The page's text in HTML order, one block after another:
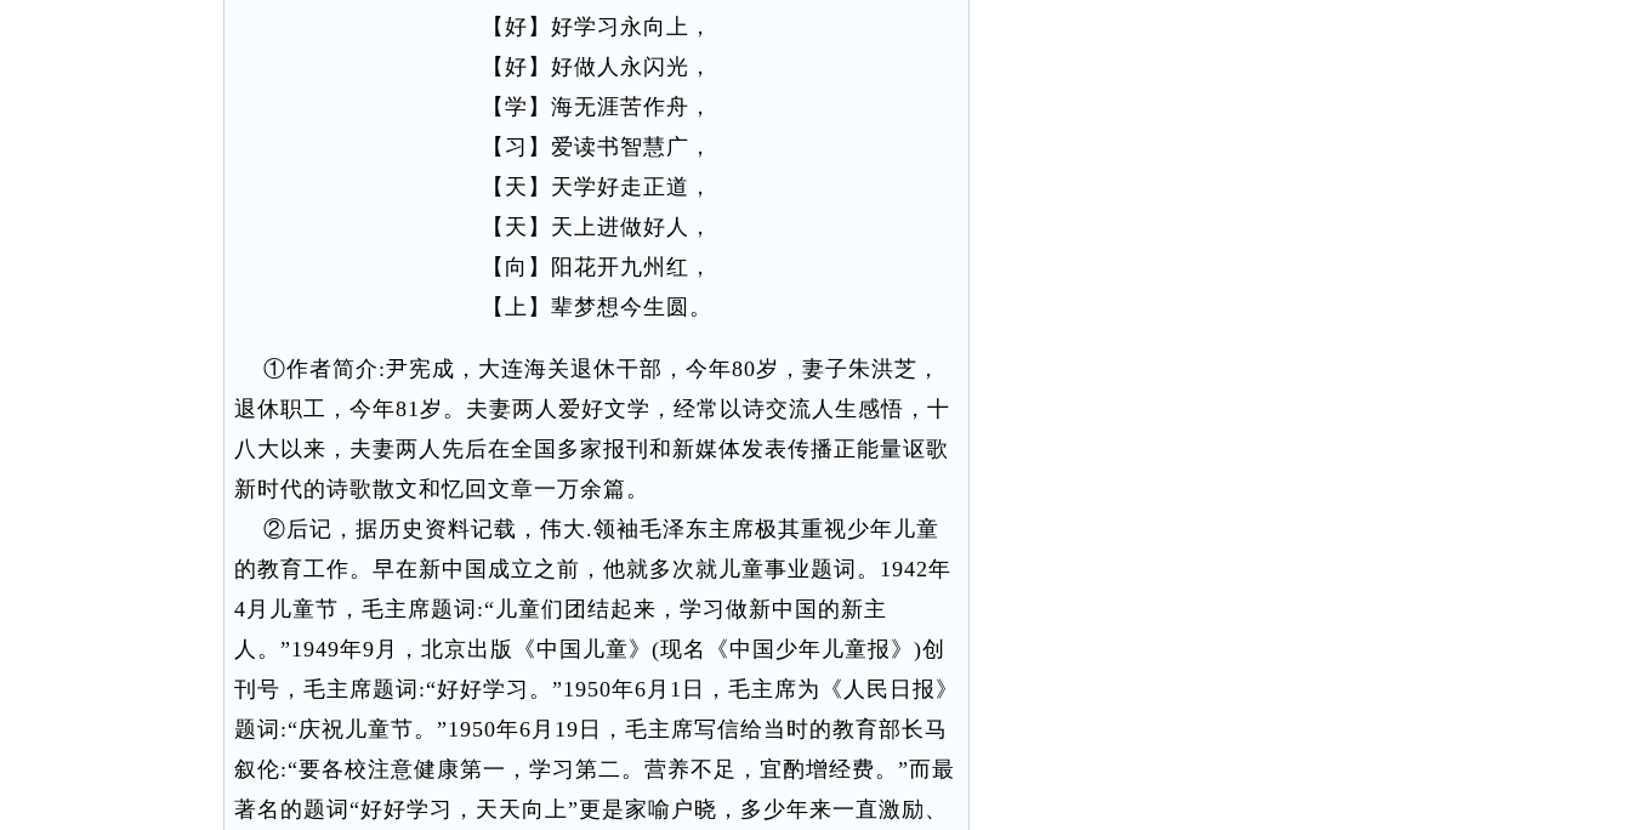
【好】好学习永向上，
【好】好做人永闪光，
【学】海无涯苦作舟，
【习】爱读书智慧广，
【天】天学好走正道，
【天】天上进做好人，
【向】阳花开九州红，
【上】辈梦想今生圆。
①作者简介:尹宪成，大连海关退休干部，今年80岁，妻子朱洪芝，
退休职工，今年81岁。夫妻两人爱好文学，经常以诗交流人生感悟，十
八大以来，夫妻两人先后在全国多家报刊和新媒体发表传播正能量讴歌
新时代的诗歌散文和忆回文章一万余篇。
②后记，据历史资料记载，伟大.领袖毛泽东主席极其重视少年儿童
的教育工作。早在新中国成立之前，他就多次就儿童事业题词。1942年
4月儿童节，毛主席题词:“儿童们团结起来，学习做新中国的新主
人。”1949年9月，北京出版《中国儿童》(现名《中国少年儿童报》)创
刊号，毛主席题词:“好好学习。”1950年6月1日，毛主席为《人民日报》
题词:“庆祝儿童节。”1950年6月19日，毛主席写信给当时的教育部长马
叙伦:“要各校注意健康第一，学习第二。营养不足，宜酌增经费。”而最
著名的题词“好好学习，天天向上”更是家喻户晓，多少年来一直激励、